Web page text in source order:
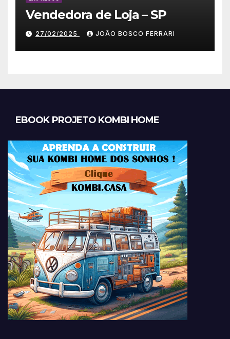
Vendedora de Loja – SP
27/02/2025 JOÃO BOSCO FERRARI
EBOOK PROJETO KOMBI HOME